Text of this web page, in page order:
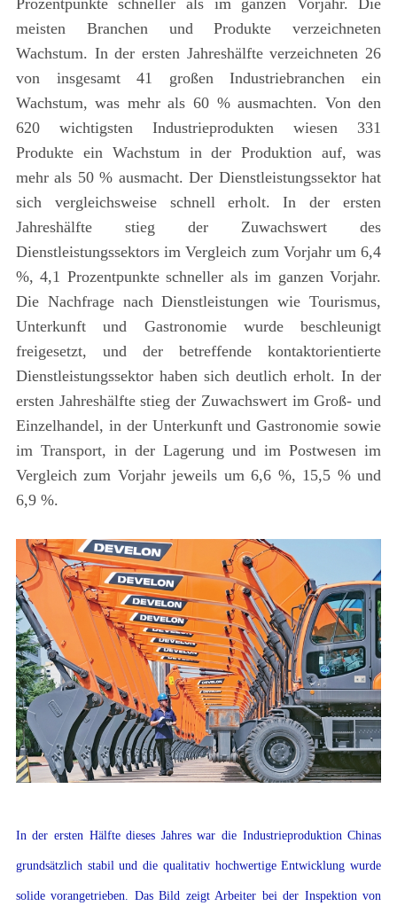
meisten Branchen und Produkte verzeichneten
Wachstum. In der ersten Jahreshälfte verzeichneten 26
von insgesamt 41 großen Industriebranchen ein
Wachstum, was mehr als 60 % ausmachten. Von den
620 wichtigsten Industrieprodukten wiesen 331
Produkte ein Wachstum in der Produktion auf, was
mehr als 50 % ausmacht. Der Dienstleistungssektor hat
sich vergleichsweise schnell erholt. In der ersten
Jahreshälfte stieg der Zuwachswert des
Dienstleistungssektors im Vergleich zum Vorjahr um 6,4
%, 4,1 Prozentpunkte schneller als im ganzen Vorjahr.
Die Nachfrage nach Dienstleistungen wie Tourismus,
Unterkunft und Gastronomie wurde beschleunigt
freigesetzt, und der betreffende kontaktorientierte
Dienstleistungssektor haben sich deutlich erholt. In der
ersten Jahreshälfte stieg der Zuwachswert im Groß- und
Einzelhandel, in der Unterkunft und Gastronomie sowie
im Transport, in der Lagerung und im Postwesen im
Vergleich zum Vorjahr jeweils um 6,6 %, 15,5 % und
6,9 %.
In der ersten Hälfte dieses Jahres war die Industrieproduktion Chinas
grundsätzlich stabil und die qualitativ hochwertige Entwicklung wurde
solide vorangetrieben. Das Bild zeigt Arbeiter bei der Inspektion von